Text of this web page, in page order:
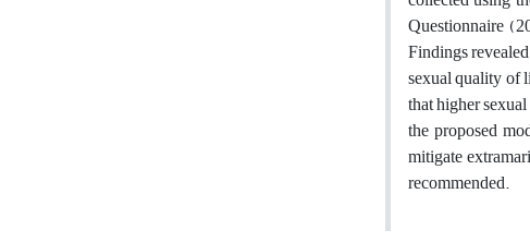
Questionnaire
Findings
sexual quality of
that higher
the proposed
mitigate
recommended.